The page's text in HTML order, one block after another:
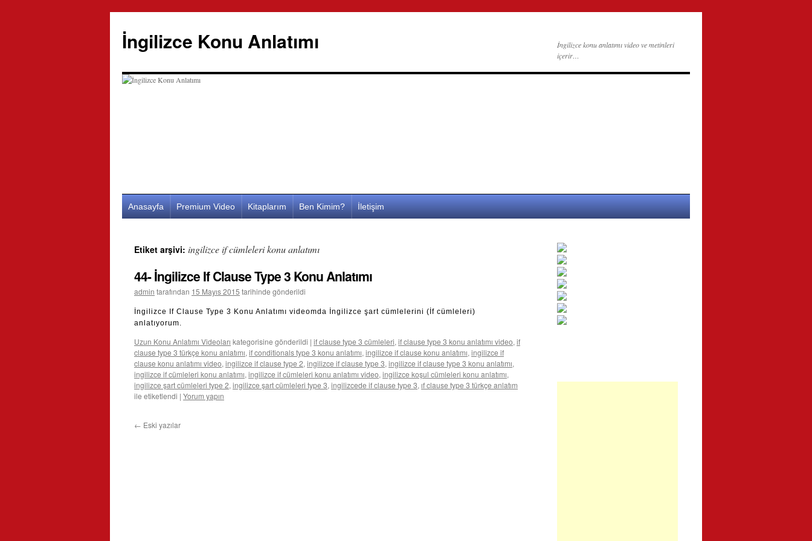
İngilizce Konu Anlatımı
İngilizce konu anlatımı video ve metinleri
içerir…
İçeriğe
Anasayfa Premium Video Kitaplarım Ben Kimim? İletişim
Etiket arşivi: ingilizce if cümleleri konu anlatımı
44- İngilizce If Clause Type 3 Konu Anlatımı
admin tarafından 15 Mayıs 2015 tarihinde gönderildi
İngilizce If Clause Type 3 Konu Anlatımı videomda İngilizce şart cümlelerini (İf cümleleri)
anlatıyorum.
Uzun Konu Anlatımı Videoları kategorisine gönderildi | if clause type 3 cümleleri, if clause type 3 konu anlatımı video, if
clause type 3 türkçe konu anlatımı, if conditionals type 3 konu anlatımı, ingilizce if clause konu anlatımı, ingilizce if
clause konu anlatımı video, ingilizce if clause type 2, ingilizce if clause type 3, ingilizce if clause type 3 konu anlatımı,
ingilizce if cümleleri konu anlatımı, ingilizce if cümleleri konu anlatımı video, ingilizce koşul cümleleri konu anlatımı,
ingilizce şart cümleleri type 2, ingilizce şart cümleleri type 3, ingilizcede if clause type 3, ıf clause type 3 türkçe anlatım
ile etiketlendi | Yorum yapın
← Eski yazılar